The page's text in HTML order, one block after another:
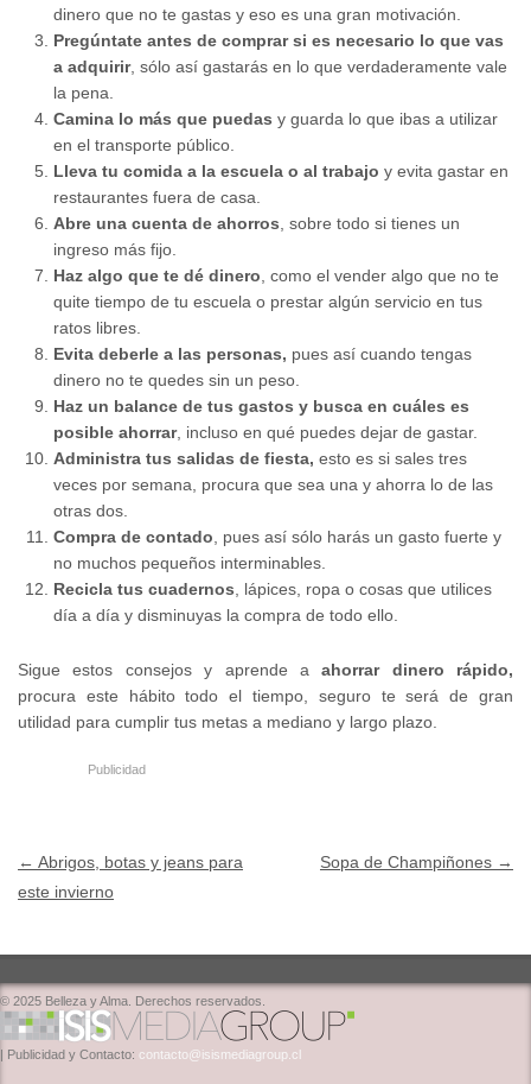
dinero que no te gastas y eso es una gran motivación.
Pregúntate antes de comprar si es necesario lo que vas
a adquirir, sólo así gastarás en lo que verdaderamente vale
la pena.
Camina lo más que puedas y guarda lo que ibas a utilizar
en el transporte público.
Lleva tu comida a la escuela o al trabajo y evita gastar en
restaurantes fuera de casa.
Abre una cuenta de ahorros, sobre todo si tienes un
ingreso más fijo.
Haz algo que te dé dinero, como el vender algo que no te
quite tiempo de tu escuela o prestar algún servicio en tus
ratos libres.
Evita deberle a las personas, pues así cuando tengas
dinero no te quedes sin un peso.
Haz un balance de tus gastos y busca en cuáles es
posible ahorrar, incluso en qué puedes dejar de gastar.
Administra tus salidas de fiesta, esto es si sales tres
veces por semana, procura que sea una y ahorra lo de las
otras dos.
Compra de contado, pues así sólo harás un gasto fuerte y
no muchos pequeños interminables.
Recicla tus cuadernos, lápices, ropa o cosas que utilices
día a día y disminuyas la compra de todo ello.
Sigue estos consejos y aprende aahorrar dinero rápido,
procura este hábito todo el tiempo, seguro te será de gran
utilidad para cumplir tus metas a mediano y largo plazo.
Publicidad
Post navigation
← Abrigos, botas y jeans para
este invierno
Sopa de Champiñones →
© 2025 Belleza y Alma. Derechos reservados.
| Publicidad y Contacto: contacto@isismediagroup.cl